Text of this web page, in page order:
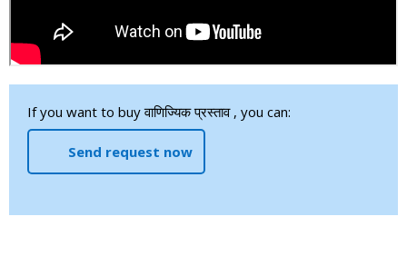
If you want to buy वाणिज्यिक प्रस्ताव , you can:
Send request now